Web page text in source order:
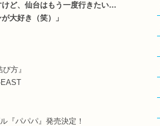
ど、仙台はもう一度行きたい…
大好き（笑）」
方』
EAST
『パパパ』発売決定！